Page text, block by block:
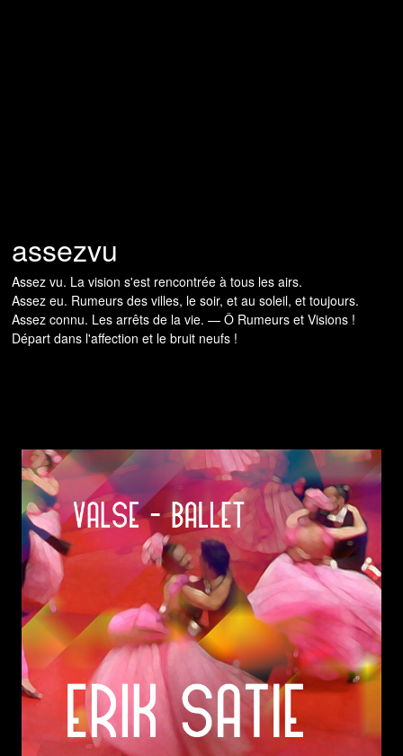
assezvu
Assez vu. La vision s'est rencontrée à tous les airs.
Assez eu. Rumeurs des villes, le soir, et au soleil, et toujours.
Assez connu. Les arrêts de la vie. — Ô Rumeurs et Visions !
Départ dans l'affection et le bruit neufs !